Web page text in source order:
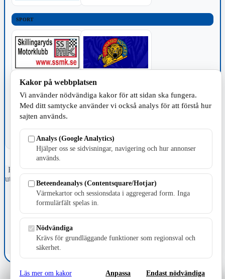
SPORT
TILLVERKNING
Fristående webbtidningsföretag grundat 1991 som sedan 2002 ger
ut tidningen Skillingaryd.nu och 2010 lanserades Värnamo.nu. Från
april 2026 omfattar Skillingaryd.nu tre kommuner: Gnosjö,
Värnamo och Vaggeryds kommun.
Kontakta oss
Postadress: Gisslaköp 1, 568 92 Skillingaryd
Kakor på webbplatsen
Vi använder nödvändiga kakor för att sidan ska fungera.
Med ditt samtycke använder vi också analys för att förstå hur
sajten används.
Analys (Google Analytics)
Hjälper oss se sidvisningar, navigering och hur annonser
används.
Beteendeanalys (Contentsquare/Hotjar)
Värmekartor och sessionsdata i aggregerad form. Inga
formulärfält spelas in.
Nödvändiga
Krävs för grundläggande funktioner som regionsval och
säkerhet.
Läs mer om kakor Anpassa Endast nödvändiga